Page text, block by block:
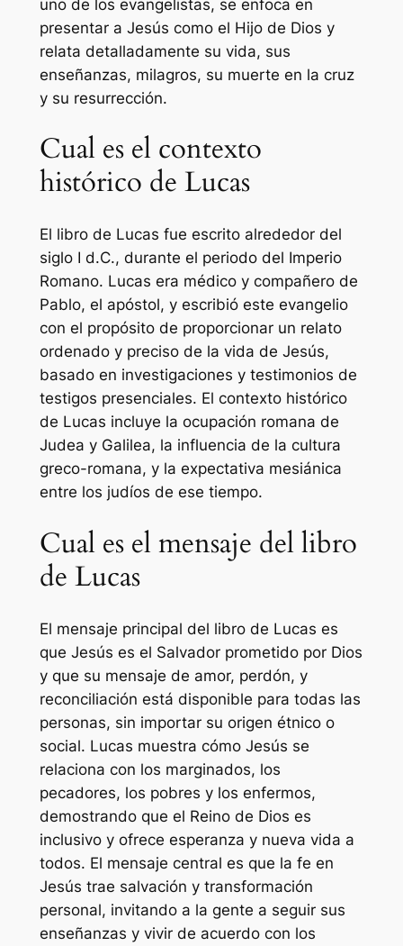
uno de los evangelistas, se enfoca en
presentar a Jesús como el Hijo de Dios y
relata detalladamente su vida, sus
enseñanzas, milagros, su muerte en la cruz
y su resurrección.
Cual es el contexto
histórico de Lucas
El libro de Lucas fue escrito alrededor del
siglo I d.C., durante el periodo del Imperio
Romano. Lucas era médico y compañero de
Pablo, el apóstol, y escribió este evangelio
con el propósito de proporcionar un relato
ordenado y preciso de la vida de Jesús,
basado en investigaciones y testimonios de
testigos presenciales. El contexto histórico
de Lucas incluye la ocupación romana de
Judea y Galilea, la influencia de la cultura
greco-romana, y la expectativa mesiánica
entre los judíos de ese tiempo.
Cual es el mensaje del libro
de Lucas
El mensaje principal del libro de Lucas es
que Jesús es el Salvador prometido por Dios
y que su mensaje de amor, perdón, y
reconciliación está disponible para todas las
personas, sin importar su origen étnico o
social. Lucas muestra cómo Jesús se
relaciona con los marginados, los
pecadores, los pobres y los enfermos,
demostrando que el Reino de Dios es
inclusivo y ofrece esperanza y nueva vida a
todos. El mensaje central es que la fe en
Jesús trae salvación y transformación
personal, invitando a la gente a seguir sus
enseñanzas y vivir de acuerdo con los